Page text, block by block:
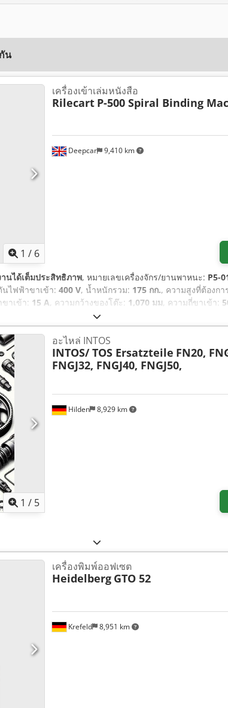
น
1 / 6
Deepcar 9,410 km
เครื่องเข้าเล่มหนังสือ
Rilecart P-500 Spiral Binding
นได้เต็มประสิทธิภาพ, หมายเลขเครื่องจักร/ยานพาหนะ: P5-
นไฟฟ้าขาเข้า: 400 V, น้ำหนักรวม: 175 กก., ความสูงที่ต้องกา
าเข้า: 15 A, ความกว้างของโต๊ะ: 1,070 มม, ความถี่ขาเข้า:
1 / 5
Hilden 8,929 km
อะไหล่ INTOS
INTOS/ TOS Ersatzteile FN20,
FNGJ32, FNGJ40, FNGJ50,
Krefeld 8,951 km
เครื่องพิมพ์ออฟเซต
Heidelberg GTO 52